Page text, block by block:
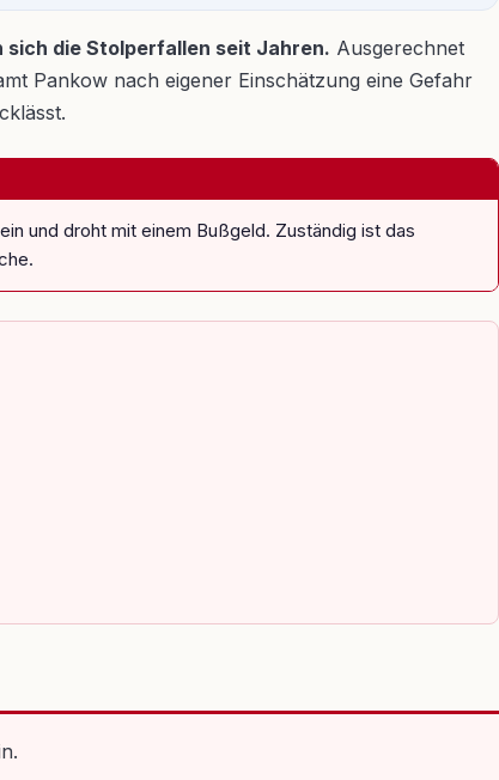
sich die Stolperfallen seit Jahren. Ausgerechnet
Pankow nach eigener Einschätzung eine Gefahr
und droht mit einem Bußgeld. Zuständig ist das